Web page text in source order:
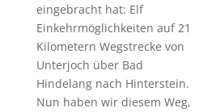
eingebracht hat: Elf
Einkehrmöglichkeiten auf 21
Kilometern Wegstrecke von
Unterjoch über Bad
Hindelang nach Hinterstein.
Nun haben wir diesem Weg,